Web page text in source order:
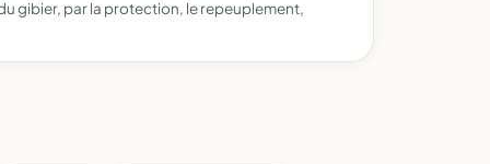
gibier, par la protection, le repeuplement,